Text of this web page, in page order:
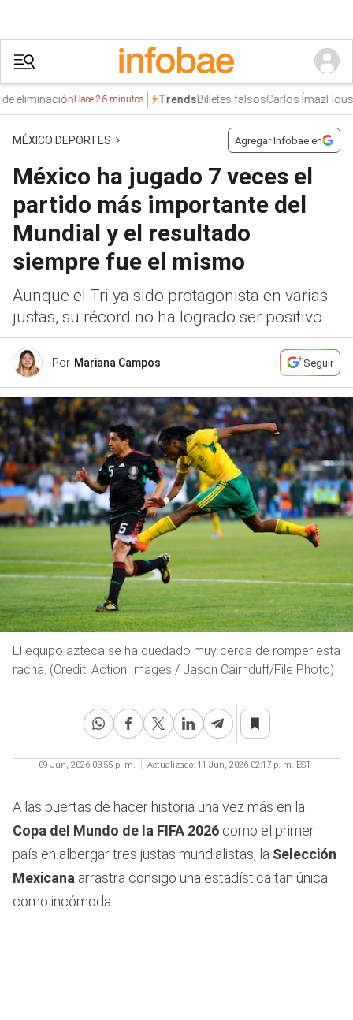
Hace 26 minutos TrendsBilletes falsosCarlos ÍmazHouse
MÉXICO DEPORTES Agregar Infobae en
México ha jugado 7 veces el
partido más importante del
Mundial y el resultado
siempre fue el mismo
Aunque el Tri ya sido protagonista en varias
justas, su récord no ha logrado ser positivo
Por Mariana Campos Seguir
El equipo azteca se ha quedado muy cerca de romper esta
racha. (Credit: Action Images / Jason Cairnduff/File Photo)
09 Jun, 2026 03:55 p. m. Actualizado: 11 Jun, 2026 02:17 p. m. EST
A las puertas de hacer historia una vez más en la
Copa del Mundo de la FIFA 2026 como el primer
país en albergar tres justas mundialistas, la Selección
Mexicana arrastra consigo una estadística tan única
como incómoda.